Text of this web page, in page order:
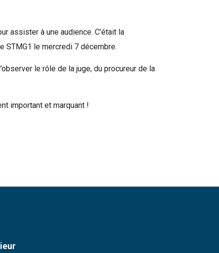
assister à une audience. C’était la
le mercredi 7 décembre.
le rôle de la juge, du procureur de la
important et marquant !